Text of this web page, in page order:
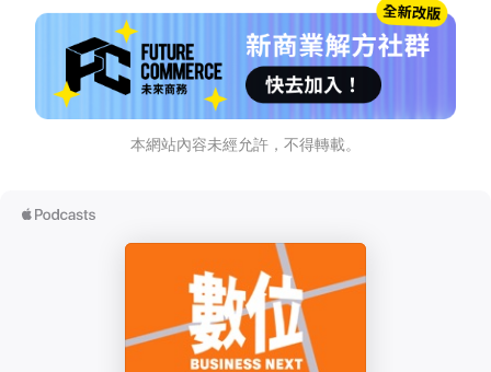
本網站內容未經允許，不得轉載。